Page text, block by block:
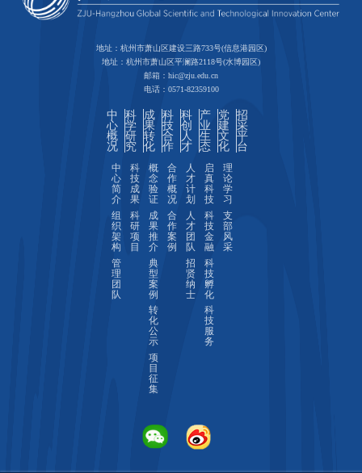
地址：杭州市萧山区建设三路733号(信息港园区)
地址：杭州市萧山区平澜路2118号(水博园区)
邮箱：hic@zju.edu.cn
电话：0571-82359100
中
心
概
况
中
心
简
介
组
织
架
构
管
理
团
队
科
学
研
究
科
技
成
果
科
研
项
目
成
果
转
化
概
念
验
证
成
果
推
介
典
型
案
例
转
化
公
示
项
目
征
集
科
技
合
作
合
作
概
况
合
作
案
例
科
创
人
才
人
才
计
划
人
才
团
队
招
贤
纳
士
产
业
生
态
启
真
科
技
科
技
金
融
科
技
孵
化
科
技
服
务
党
建
文
化
理
论
学
习
支
部
风
采
招
采
平
台